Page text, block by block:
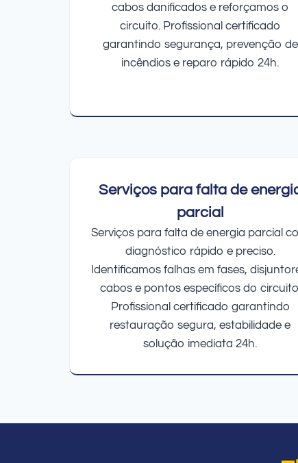
cabos danificados e reforçamos o
circuito. Profissional certificado
garantindo segurança, prevenção de
incêndios e reparo rápido 24h.
Serviços para falta de
parcial
Serviços para falta de energia parcial
diagnóstico rápido e preciso.
Identificamos falhas em fases,
cabos e pontos específicos do
Profissional certificado garantindo
restauração segura, estabilidade e
solução imediata 24h.